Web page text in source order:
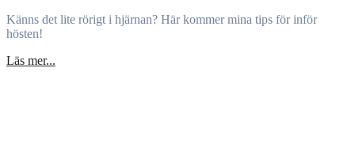
Känns det lite rörigt i hjärnan? Här kommer mina tips för inför
hösten!
Läs mer...